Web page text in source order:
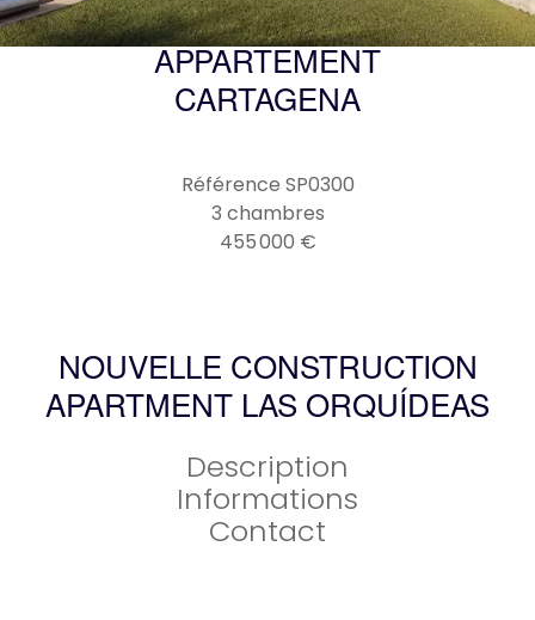
APPARTEMENT
CARTAGENA
Référence SP0300
3 chambres
455 000 €
NOUVELLE CONSTRUCTION
APARTMENT LAS ORQUÍDEAS
Description
Informations
Contact